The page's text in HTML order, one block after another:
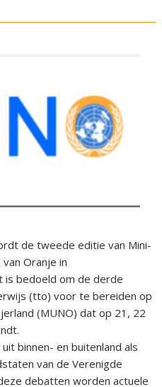
de tweede editie van Mini-
van Oranje in
is bedoeld om de derde
(tto) voor te bereiden op
(MUNO) dat op 21, 22
binnen- en buitenland als
van de Verenigde
debatten worden actuele